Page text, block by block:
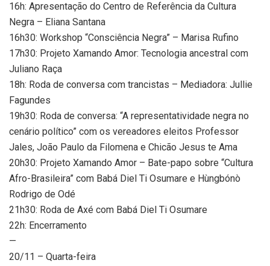
16h: Apresentação do Centro de Referência da Cultura
Negra – Eliana Santana
16h30: Workshop “Consciência Negra” – Marisa Rufino
17h30: Projeto Xamando Amor: Tecnologia ancestral com
Juliano Raça
18h: Roda de conversa com trancistas – Mediadora: Jullie
Fagundes
19h30: Roda de conversa: “A representatividade negra no
cenário político” com os vereadores eleitos Professor
Jales, João Paulo da Filomena e Chicão Jesus te Ama
20h30: Projeto Xamando Amor – Bate-papo sobre “Cultura
Afro-Brasileira” com Babá Diel Ti Osumare e Hùngbónò
Rodrigo de Odé
21h30: Roda de Axé com Babá Diel Ti Osumare
22h: Encerramento
—
20/11 – Quarta-feira